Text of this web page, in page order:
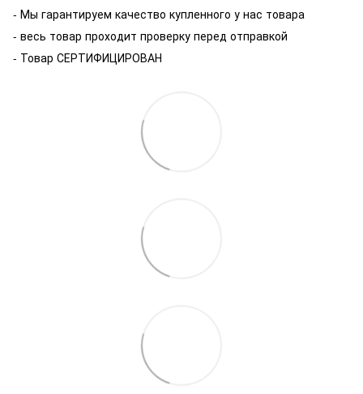
- Мы гарантируем качество купленного у нас товара
- весь товар проходит проверку перед отправкой
- Товар СЕРТИФИЦИРОВАН